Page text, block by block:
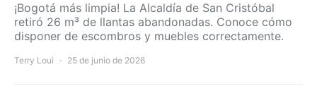
¡Bogotá más limpia! La Alcaldía de San Cristóbal
retiró 26 m³ de llantas abandonadas. Conoce cómo
disponer de escombros y muebles correctamente.
Terry Loui 25 de junio de 2026